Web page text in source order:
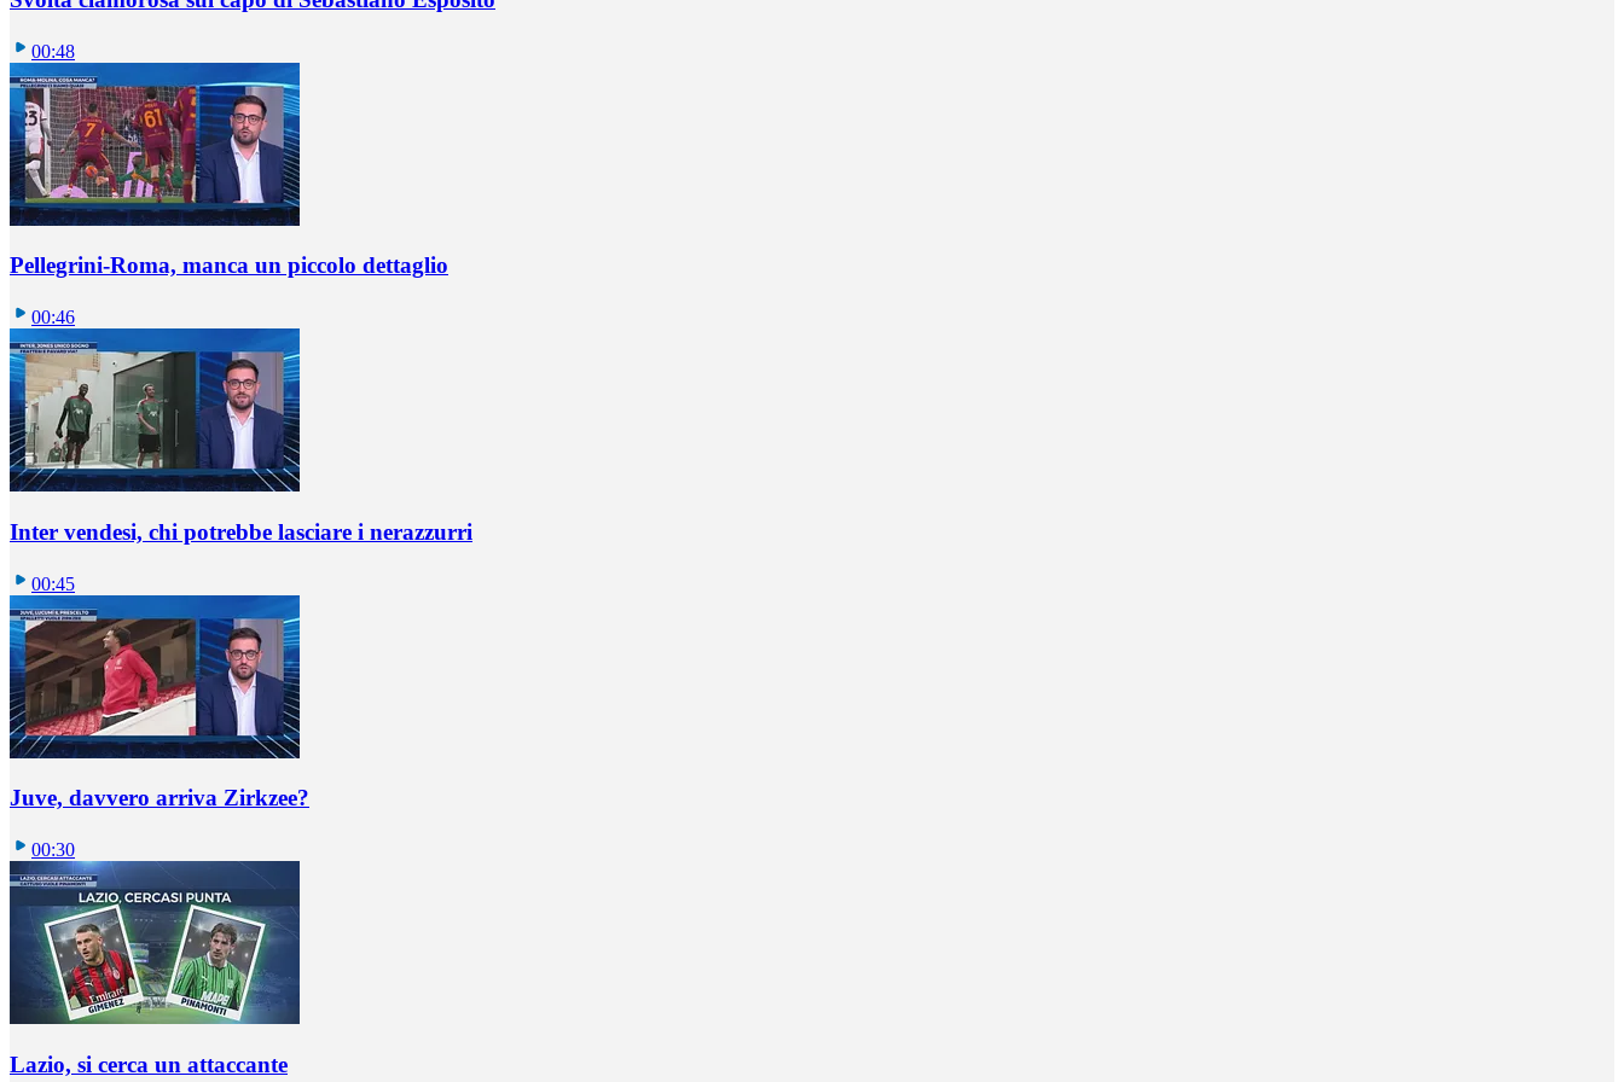
00:48
Pellegrini-Roma, manca un piccolo dettaglio
00:46
Inter vendesi, chi potrebbe lasciare i nerazzurri
00:45
Juve, davvero arriva Zirkzee?
00:30
Lazio, si cerca un attaccante